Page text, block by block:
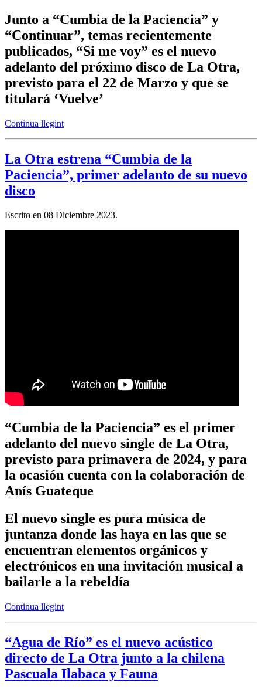
Junto a “Cumbia de la Paciencia” y
“Continuar”, temas recientemente
publicados, “Si me voy” es el nuevo
adelanto del próximo disco de La Otra,
previsto para el 22 de Marzo y que se
titulará ‘Vuelve’
Continua llegint
La Otra estrena “Cumbia de la
Paciencia”, primer adelanto de su nuevo
disco
Escrito en 08 Diciembre 2023.
“Cumbia de la Paciencia” es el primer
adelanto del nuevo single de La Otra,
previsto para primavera de 2024, y para
la ocasión cuenta con la colaboración de
Anís Guateque
El nuevo single es pura música de
juntanza donde las haya en las que se
encuentran elementos orgánicos y
electrónicos en una invitación musical a
bailarle a la rebeldía
Continua llegint
“Agua de Río” es el nuevo acústico
directo de La Otra junto a la chilena
Pascuala Ilabaca y Fauna